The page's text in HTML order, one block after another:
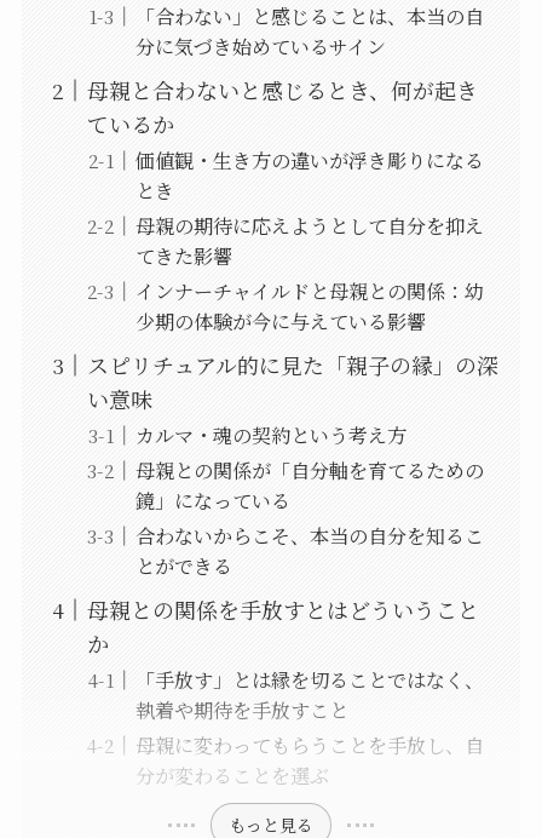
「合わない」と感じることは、本当の自
分に気づき始めているサイン
母親と合わないと感じるとき、何が起き
ているか
価値観・生き方の違いが浮き彫りになる
とき
母親の期待に応えようとして自分を抑え
てきた影響
インナーチャイルドと母親との関係：幼
少期の体験が今に与えている影響
スピリチュアル的に見た「親子の縁」の深
い意味
カルマ・魂の契約という考え方
母親との関係が「自分軸を育てるための
鏡」になっている
合わないからこそ、本当の自分を知るこ
とができる
母親との関係を手放すとはどういうこと
か
「手放す」とは縁を切ることではなく、
執着や期待を手放すこと
母親に変わってもらうことを手放し、自
分が変わることを選ぶ
もっと見る